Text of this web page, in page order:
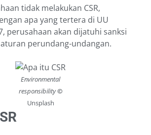
tidak melakukan CSR,
apa yang tertera di UU
perusahaan akan dijatuhi sanksi
perundang-undangan.
Environmental
responsibility©
Unsplash